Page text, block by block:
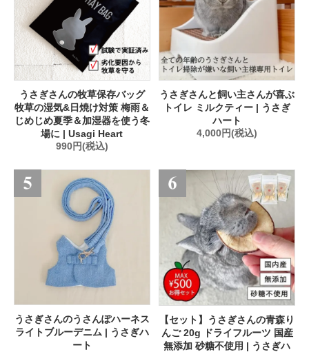
うさぎさんの牧草保存バッグ
牧草の湿気&日焼け対策 梅雨＆
じめじめ夏季＆加湿器を使う冬
場に | Usagi Heart
990円(税込)
うさぎさんと飼い主さんが喜ぶ
トイレ ミルクティー | うさぎ
ハート
4,000円(税込)
うさぎさんのうさんぽハーネス
ライトブルーデニム | うさぎハ
ート
【セット】うさぎさんの青森り
んご 20g ドライフルーツ 国産
無添加 砂糖不使用 | うさぎハ